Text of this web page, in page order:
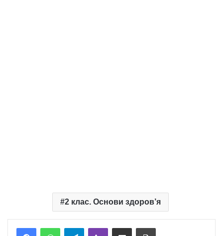
2 клас. Основи здоров’я
TelegramViber Надіслати електронною поштоюНадрукувати